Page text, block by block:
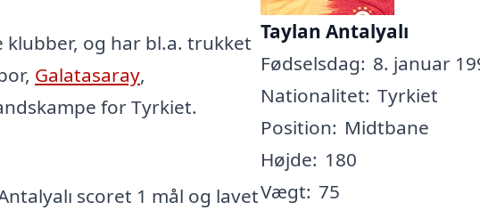
og har bl.a. trukket
Galatasaray,
for Tyrkiet.
scoret 1 mål og lavet
Taylan Antalyalı
Fødselsdag: 8. januar
Nationalitet: Tyrkiet
Position: Midtbane
Højde: 180
Vægt: 75